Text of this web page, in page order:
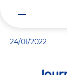
24/01/2022